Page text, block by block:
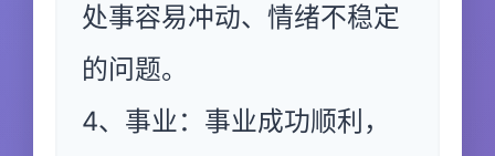
处事容易冲动、情绪不稳定
的问题。
4、事业：事业成功顺利，